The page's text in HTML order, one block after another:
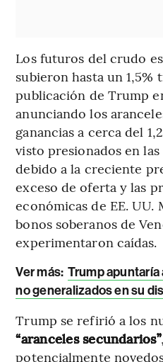
Los futuros del crudo
subieron hasta un 1,5%
publicación de Trump
anunciando los
ganancias a cerca del
visto presionados en las
debido a la creciente
exceso de oferta y las
económicas de EE.
bonos soberanos de
experimentaron caídas.
Ver más: Trump
no generalizados en su
Trump se refirió a los
“aranceles secundarios”
potencialmente